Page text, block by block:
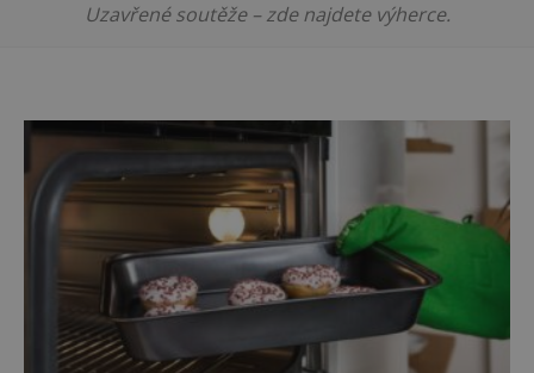
Uzavřené soutěže – zde najdete výherce.